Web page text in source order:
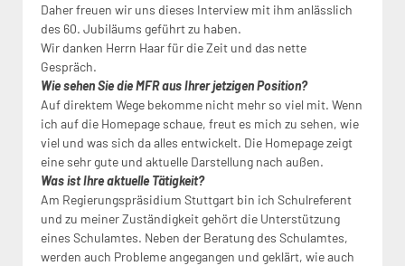
Daher freuen wir uns dieses Interview mit ihm anlässlich
des 60. Jubiläums geführt zu haben.
Wir danken Herrn Haar für die Zeit und das nette
Gespräch.
Wie sehen Sie die MFR aus Ihrer jetzigen Position?
Auf direktem Wege bekomme nicht mehr so viel mit. Wenn
ich auf die Homepage schaue, freut es mich zu sehen, wie
viel und was sich da alles entwickelt. Die Homepage zeigt
eine sehr gute und aktuelle Darstellung nach außen.
Was ist Ihre aktuelle Tätigkeit?
Am Regierungspräsidium Stuttgart bin ich Schulreferent
und zu meiner Zuständigkeit gehört die Unterstützung
eines Schulamtes. Neben der Beratung des Schulamtes,
werden auch Probleme angegangen und geklärt, wie auch